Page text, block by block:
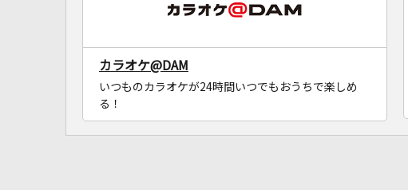
カラオケ@DAM
いつものカラオケが24時間いつでもおうちで楽しめ
る！